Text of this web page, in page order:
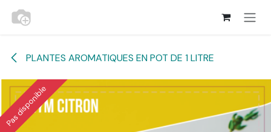
Se rendre au contenu
PLANTES AROMATIQUES EN POT DE 1 LITRE
Pas disponible